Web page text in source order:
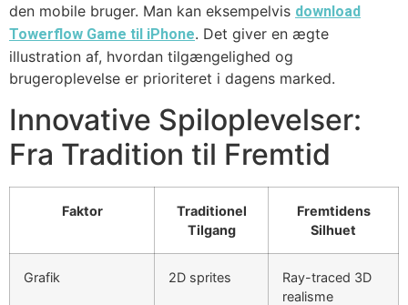
den mobile bruger. Man kan eksempelvis download
Towerflow Game til iPhone. Det giver en ægte
illustration af, hvordan tilgængelighed og
brugeroplevelse er prioriteret i dagens marked.
Innovative Spiloplevelser:
Fra Tradition til Fremtid
Faktor
Traditionel
Tilgang
Fremtidens
Silhuet
Grafik 2D sprites
Ray-traced 3D
realisme